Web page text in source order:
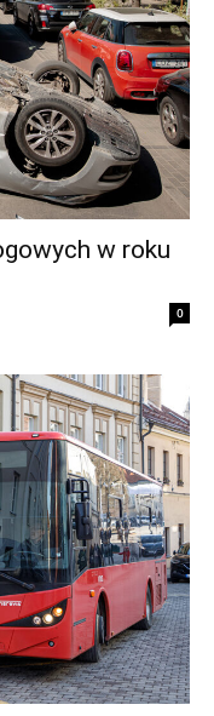
w roku
0